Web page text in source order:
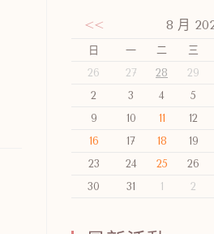
<< 8 月
日 一 二 三
26
27 28 29
2
3 4 5
9
10 11 12
16
17 18 19
23
24 25 26
30
31 1 2